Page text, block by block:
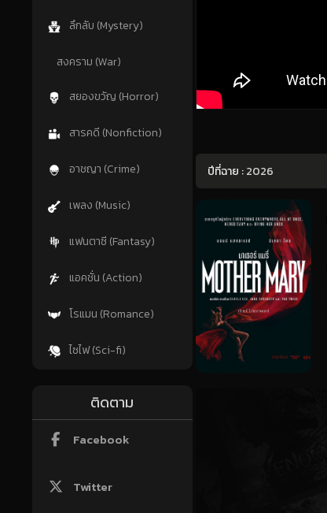
ลึกลับ (Mystery)
สงคราม (War)
สยองขวัญ (Horror)
สารคดี (Nonfiction)
อาชญา (Crime)
เพลง (Music)
แฟนตาซี (Fantasy)
แอคชั่น (Action)
โรแมน (Romance)
ไซไฟ (Sci-fi)
ติดตาม
Facebook
Twitter
ปีที่ฉาย :2026